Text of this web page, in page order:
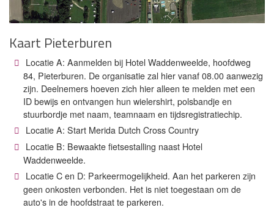
Kaart Pieterburen
Locatie A: Aanmelden bij Hotel Waddenweelde, hoofdweg
84, Pieterburen. De organisatie zal hier vanaf 08.00 aanwezig
zijn. Deelnemers hoeven zich hier alleen te melden met een
ID bewijs en ontvangen hun wielershirt, polsbandje en
stuurbordje met naam, teamnaam en tijdsregistratiechip.
Locatie A: Start Merida Dutch Cross Country
Locatie B: Bewaakte fietsestalling naast Hotel
Waddenweelde.
Locatie C en D: Parkeermogelijkheid. Aan het parkeren zijn
geen onkosten verbonden. Het is niet toegestaan om de
auto's in de hoofdstraat te parkeren.